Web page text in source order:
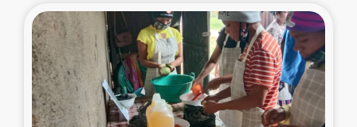
スリランカ 緊急人道支援
スリランカ南部洪水被災者支援
スリランカの南北女性をつなぐサリー・リサイクル・プロ
ジェクト